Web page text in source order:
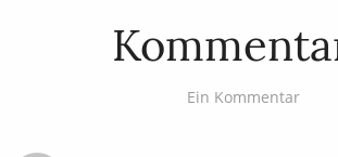
Ein Kommentar